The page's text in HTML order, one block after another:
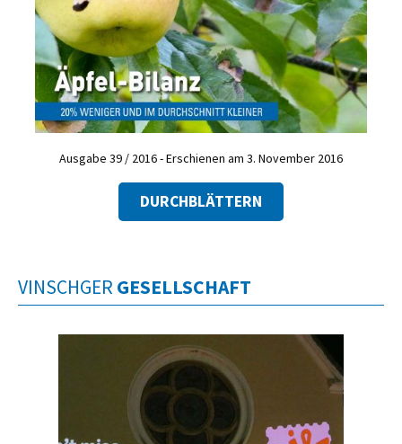
Ausgabe 39 / 2016 - Erschienen am 3. November 2016
DURCHBLÄTTERN
VINSCHGER GESELLSCHAFT